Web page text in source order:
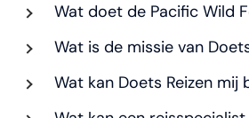
Wat doet de Pacific Wild
Wat is de missie van
Wat kan Doets Reizen mij